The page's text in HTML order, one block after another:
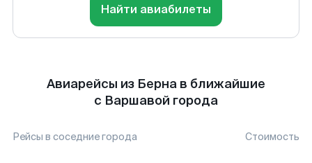
Найти авиабилеты
Авиарейсы из Берна в ближайшие
с Варшавой города
Рейсы в соседние города Стоимость